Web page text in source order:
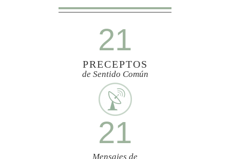
21
PRECEPTOS
de Sentido Común
21
Mensajes de